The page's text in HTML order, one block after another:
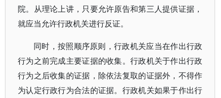
院。从理论上讲，只要允许原告和第三人提供证据，
就应当允许行政机关进行反证。
同时，按照顺序原则，行政机关应当在作出行政
行为之前完成主要证据的收集。行政机关于作出行政
行为之后收集的证据，除依法复取的证据外，不得作
为认定行政行为合法的证据。行政机关如果于作出行